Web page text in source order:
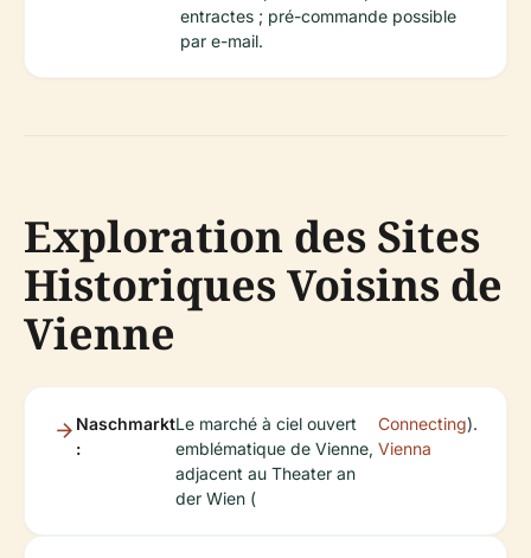
entractes ; pré-commande possible
par e-mail.
Exploration des Sites
Historiques Voisins de
Vienne
Naschmarkt
:
Le marché à ciel ouvert
emblématique de Vienne,
adjacent au Theater an
der Wien (
Connecting
Vienna
).